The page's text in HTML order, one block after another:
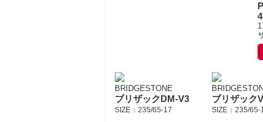
BRIDGESTONE
ブリザックDM-V3
SIZE：235/65-17
ブリザック
SIZE：235/65-